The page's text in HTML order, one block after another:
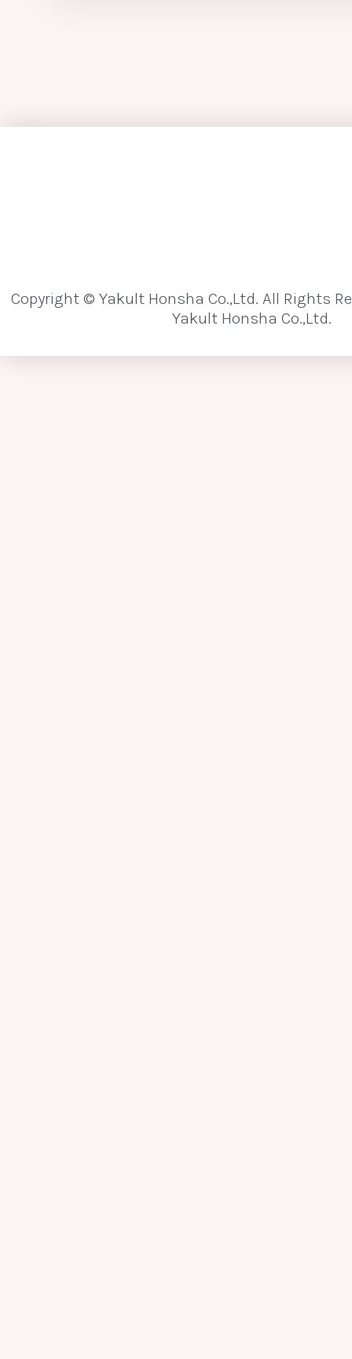
Copyright © Yakult Honsha Co.,Ltd. All Rights
Yakult Honsha Co.,Ltd.